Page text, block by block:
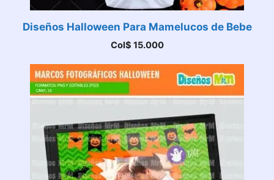
Diseños Halloween Para Mamelucos de Bebe
Col$ 15.000